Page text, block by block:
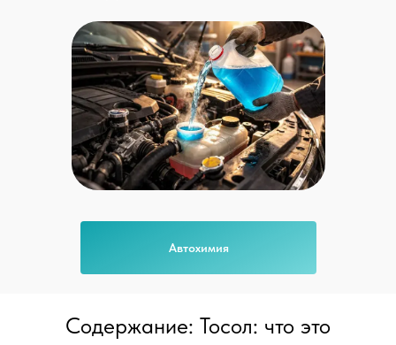
Автохимия
Содержание: Тосол: что это